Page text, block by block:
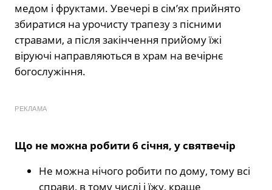
медом і фруктами. Увечері в сім’ях прийнято
збиратися на урочисту трапезу з пісними
стравами, а після закінчення прийому їжі
віруючі направляються в храм на вечірнє
богослужіння.
РЕКЛАМА
Що не можна робити 6 січня, у святвечір
Не можна нічого робити по дому, тому всі
справи, в тому числі і їжу, краще